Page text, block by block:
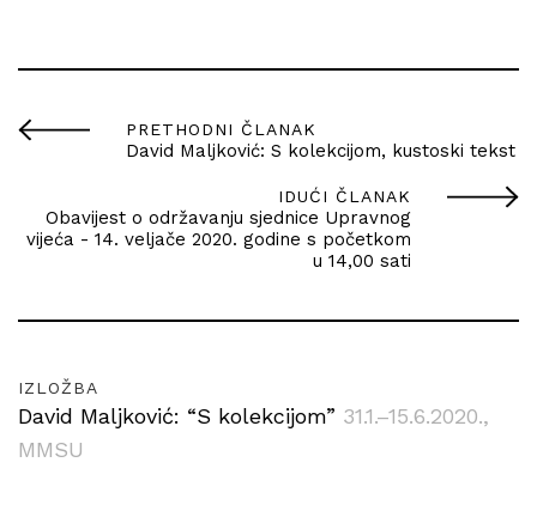
PRETHODNI ČLANAK
David Maljković: S kolekcijom, kustoski tekst
IDUĆI ČLANAK
Obavijest o održavanju sjednice Upravnog
vijeća - 14. veljače 2020. godine s početkom
u 14,00 sati
IZLOŽBA
David Maljković: “S kolekcijom” 31.1.–15.6.2020.,
MMSU